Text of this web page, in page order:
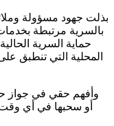
بذلت جهود مسؤولة
بالسرية مرتبطة
حماية السرية الحالية
المحلية التي تنطبق
وأفهم حقي في جواز
أو سحبها في أي وقت